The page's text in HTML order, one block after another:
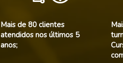
Mais de 80 clientes
atendidos nos últimos 5
anos;